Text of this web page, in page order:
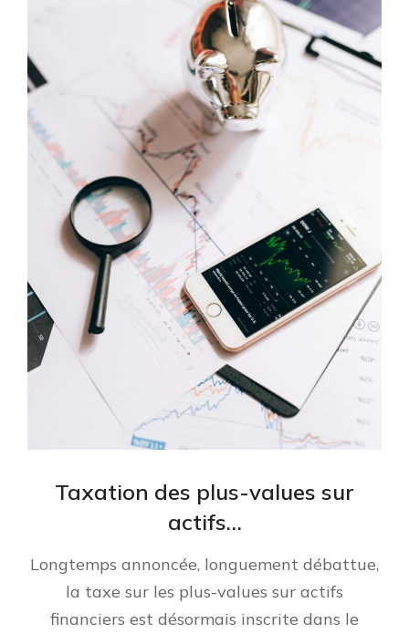
Taxation des plus-values sur
actifs…
Longtemps annoncée, longuement débattue,
la taxe sur les plus-values sur actifs
financiers est désormais inscrite dans le